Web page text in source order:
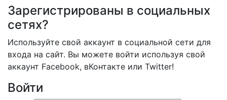
Зарегистрированы в социальных
сетях?
Используйте свой аккаунт в социальной сети для
входа на сайт. Вы можете войти используя свой
аккаунт Facebook, вКонтакте или Twitter!
Войти